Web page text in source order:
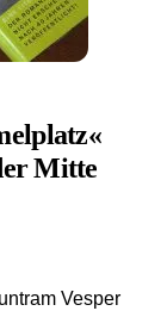
Mitte
Vesper